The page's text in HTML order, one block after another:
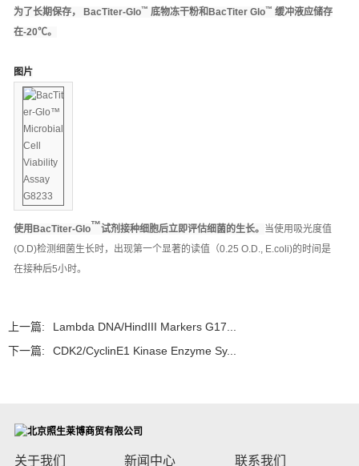
为了长期保存， BacTiter-Glo™ 底物冻干粉和BacTiter Glo™ 缓冲液应储存
在-20℃。
图片
使用BacTiter-Glo™试剂接种细胞后立即评估细菌的生长。 当使用吸光度值
(O.D)检测细菌生长时，出现第一个显著的读值（0.25 O.D., E.coli)的时间是
在接种后5小时。
上一篇:
Lambda DNA/HindIII Markers G17...
下一篇:
CDK2/CyclinE1 Kinase Enzyme Sy...
关于我们 新闻中心 联系我们